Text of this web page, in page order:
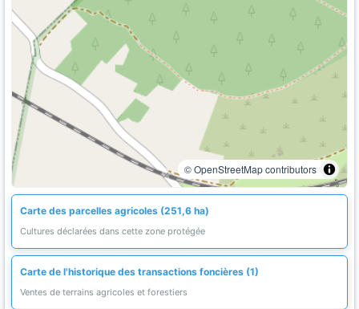
© OpenStreetMap contributors
Carte des parcelles agricoles (251,6 ha)
Cultures déclarées dans cette zone protégée
Carte de l'historique des transactions foncières (1)
Ventes de terrains agricoles et forestiers